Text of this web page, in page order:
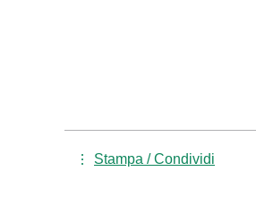
Stampa / Condividi